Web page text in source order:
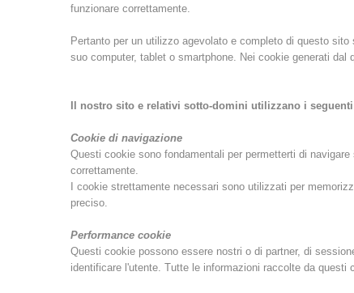
funzionare correttamente.
Pertanto per un utilizzo agevolato e completo di questo
suo computer, tablet o smartphone. Nei cookie generati
Il nostro sito e relativi sotto-domini utilizzano i
Cookie di navigazione
Questi cookie sono fondamentali per permetterti di
correttamente.
I cookie strettamente necessari sono utilizzati per
preciso.
Performance cookie
Questi cookie possono essere nostri o di partner, di
identificare l'utente. Tutte le informazioni raccolte da